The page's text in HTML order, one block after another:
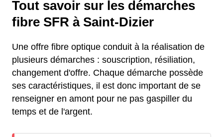
Tout savoir sur les démarches
fibre SFR à Saint-Dizier
Une offre fibre optique conduit à la réalisation de
plusieurs démarches : souscription, résiliation,
changement d'offre. Chaque démarche possède
ses caractéristiques, il est donc important de se
renseigner en amont pour ne pas gaspiller du
temps et de l'argent.